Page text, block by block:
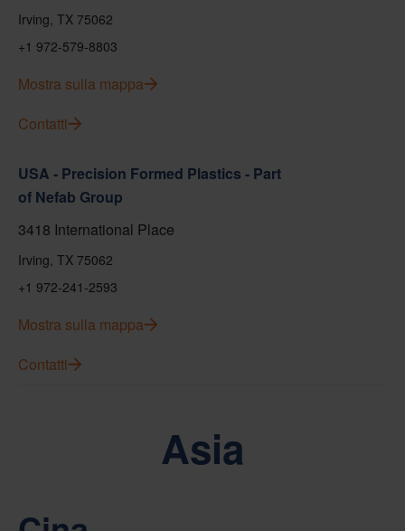
Irving, TX 75062
+1 972-579-8803
Mostra sulla mappa
Contatti
USA - Precision Formed Plastics - Part
of Nefab Group
3418 International Place
Irving, TX 75062
+1 972-241-2593
Mostra sulla mappa
Contatti
Asia